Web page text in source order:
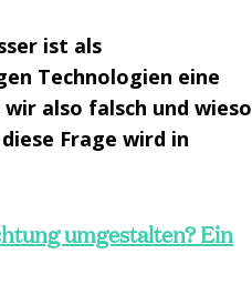
ist als
Technologien eine
also falsch und wieso
Frage wird in
umgestalten? Ein